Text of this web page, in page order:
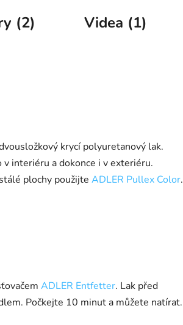
(2)
Videa (1)
krycí polyuretanový lak.
interiéru a dokonce i v exteriéru.
plochy použijte ADLER Pullex Color.
ADLER Entfetter. Lak před
Počkejte 10 minut a můžete natírat.